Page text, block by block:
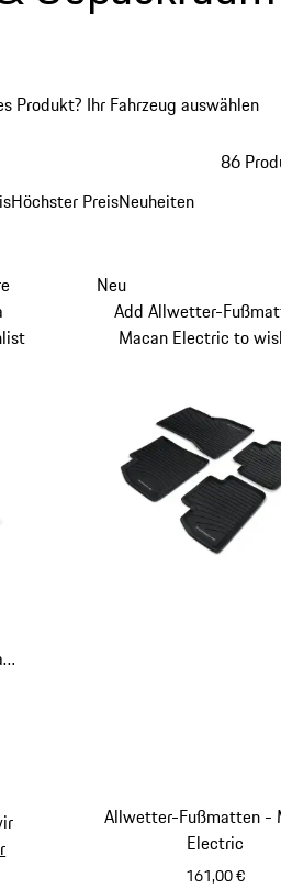
Produkt? Ihr Fahrzeug auswählen
Höchster PreisNeuheiten
86
Allwetter-Fußmatten -
Electric
161,00 €
Neu
Add Allwetter-
Macan Electric to